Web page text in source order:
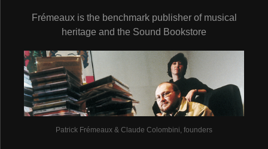
Frémeaux is the benchmark publisher of musical
heritage and the Sound Bookstore
Patrick Frémeaux & Claude Colombini, founders